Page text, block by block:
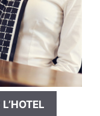
L’HOTEL